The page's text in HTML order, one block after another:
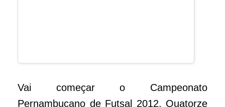
Vai começar o Campeonato
Pernambucano de Futsal 2012. Quatorze